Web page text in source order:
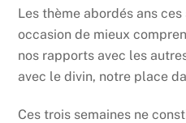
Les thème abordés ans
occasion de mieux
nos rapports avec les
avec le divin, notre place
Ces trois semaines ne